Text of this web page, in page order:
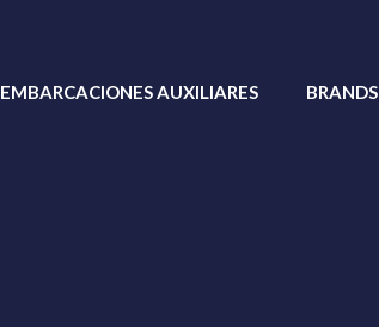
EMBARCACIONES AUXILIARES BRANDS